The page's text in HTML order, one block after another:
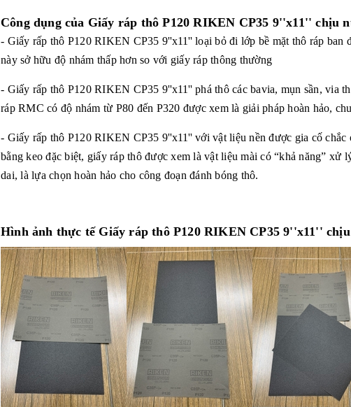
Công dụng của Giấy ráp thô P120 RIKEN CP35 9''x11'' chịu
- Giấy rấp thô P120 RIKEN CP35 9''x11''loại bỏ đi lớp bề mặt thô ráp ban
này sở hữu độ nhám thấp hơn so với giấy ráp thông thường
- Giấy rấp thô P120 RIKEN CP35 9''x11''phá thô các bavia, mụn sần, via
ráp RMC có độ nhám từ P80 đến P320 được xem là giải pháp hoàn hảo,
- Giấy rấp thô P120 RIKEN CP35 9''x11''với vật liệu nền được gia cố chắc
bằng keo đặc biệt, giấy ráp thô được xem là vật liệu mài có “khả năng” xử
dai, là lựa chọn hoàn hảo cho công đoạn đánh bóng thô.
Hình ảnh thực tế Giấy ráp thô P120 RIKEN CP35 9''x11''